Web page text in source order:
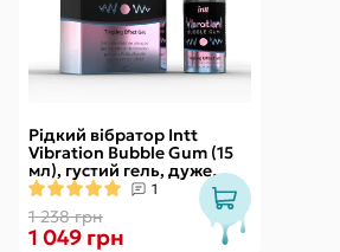
Рідкий вібратор Intt
Vibration Bubble Gum (15
мл), густий гель, дуже
смачний, діє до 30 хвилин
1
1 238 грн
1 049 грн